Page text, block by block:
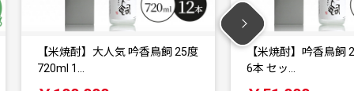
【米焼酎】吟香鳥飼 25度 720ml
6本 セッ…
くまもと黒毛和
100g×【1…